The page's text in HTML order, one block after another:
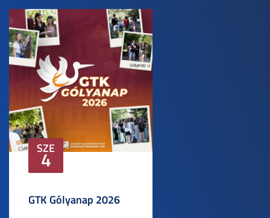
SZE
4
GTK Gólyanap 2026